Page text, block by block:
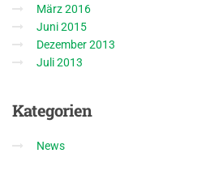
März 2016
Juni 2015
Dezember 2013
Juli 2013
Kategorien
News